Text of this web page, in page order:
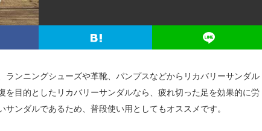
ンニングシューズや革靴、パンプスなどからリカバリーサンダル
目的としたリカバリーサンダルなら、疲れ切った足を効果的に労
ンダルであるため、普段使い用としてもオススメです。